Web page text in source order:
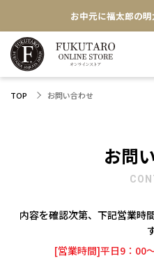
お中元に福太郎の
★めんべい25周
【色々な味を試したい
TOP お問い合わせ
お問
内容を確認次第、下記営業時
[営業時間]平日9：00